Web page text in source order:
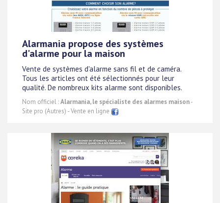
Alarmania propose des systèmes
d'alarme pour la maison
Vente de systèmes d'alarme sans fil et de caméra.
Tous les articles ont été sélectionnés pour leur
qualité. De nombreux kits alarme sont disponibles.
Nom officiel :Alarmania, le spécialiste des alarmes maison-
Site pro (Autres) - Vente en ligne